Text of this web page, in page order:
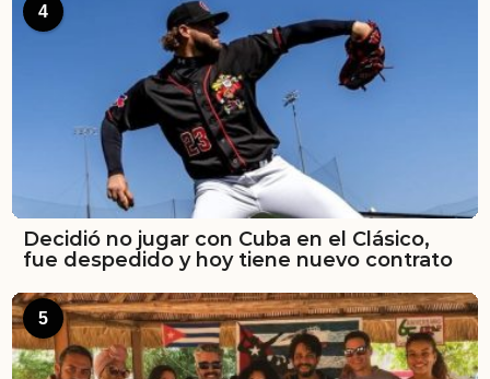
4
Decidió no jugar con Cuba en el Clásico,
fue despedido y hoy tiene nuevo contrato
5